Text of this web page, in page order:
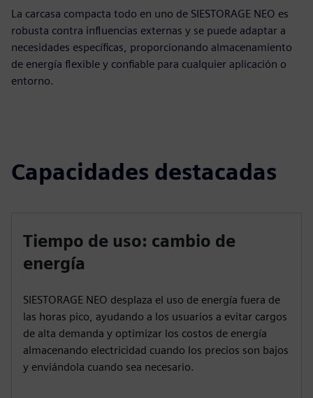
La carcasa compacta todo en uno de SIESTORAGE NEO es
robusta contra influencias externas y se puede adaptar a
necesidades específicas, proporcionando almacenamiento
de energía flexible y confiable para cualquier aplicación o
entorno.
Capacidades destacadas
Tiempo de uso: cambio de
energía
SIESTORAGE NEO desplaza el uso de energía fuera de
las horas pico, ayudando a los usuarios a evitar cargos
de alta demanda y optimizar los costos de energía
almacenando electricidad cuando los precios son bajos
y enviándola cuando sea necesario.